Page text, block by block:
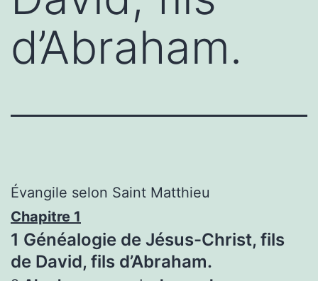
d’Abraham.
Évangile selon Saint Matthieu
Chapitre 1
1 Généalogie de Jésus-Christ, fils
de David, fils d’Abraham.